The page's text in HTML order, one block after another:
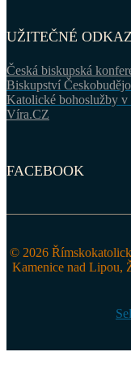
UŽITEČNÉ
Česká biskupská
Biskupství
Katolické bohoslužby v
Víra.CZ
FACEBOOK
© 2026
Kamenice nad Lipou,